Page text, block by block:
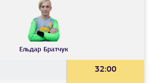
Ельдар Братчук
32:00